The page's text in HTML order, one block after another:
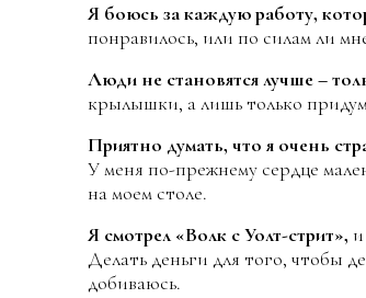
Я боюсь за каждую работу,
понравилось, или по силам ли
Люди не становятся лучше –
крылышки, а лишь только
Приятно думать, что я очень
У меня по-прежнему сердце
на моем столе.
Я смотрел «Волк с Уолт-стрит»,
Делать деньги для того, чтобы
добиваюсь.